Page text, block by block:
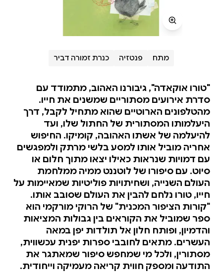
מתח פנטזיה כנרת זמורה דביר
"טורו אוקאדה", גיבורנו האהוב, מתמודד עם
סדרת אירועים מסתוריים שמשנים את חייו.
מהטלפונים הארוטיים שהוא מתחיל לקבל, דרך
היעלמותו המסתורית של החתול שלו, ועד
להיעלמה של אשתו האהובה, קומיקו. החיפוש
אחריה מוביל אותו למסע בלשי מרתק ולמפגשים
עם דמויות שנראות כאילו יצאו מתוך חלום או
סיוט. עם סיפורו של לוטננט ממיה ממלחמת
העולם השנייה, ושחיתויות פוליטיות שמאיימות על
חייו, טורו נלחם להבין את העולם שסובב אותו.
"קורות הציפור המכנית" של הרוקי מורקמי הוא
ספר שמוביל את הקוראים בין גבולות המציאות
והדמיון, ופותח חלון אל תולדות יפן במאה
העשרים. מתאים לחובבי ספרות יפנית עכשווית,
מסתורין, ולכל מי שמחפש סיפור שמאתגר את
התודעה ומספק חווית קריאה מעמיקה וייחודית.